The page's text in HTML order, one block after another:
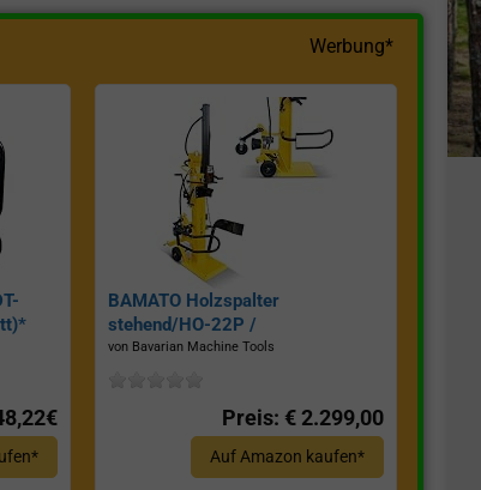
Werbung*
BAMATO Holzspalter
stehend/HO-22P /
Zapfwellenantrieb, Inkl.
von Bavarian Machine Tools
Preis: € 2.299,00
Auf Amazon kaufen*